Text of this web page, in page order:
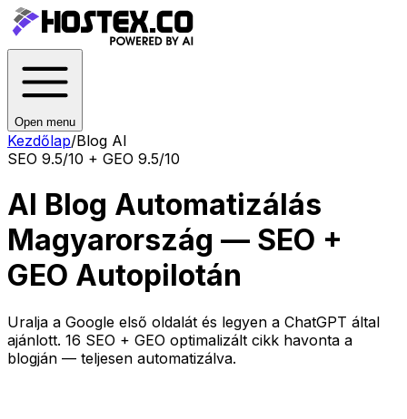
Open menu
Kezdőlap/Blog AI
SEO 9.5/10 + GEO 9.5/10
AI Blog Automatizálás
Magyarország — SEO +
GEO Autopilotán
Uralja a Google első oldalát és legyen a ChatGPT által
ajánlott. 16 SEO + GEO optimalizált cikk havonta a
blogján — teljesen automatizálva.